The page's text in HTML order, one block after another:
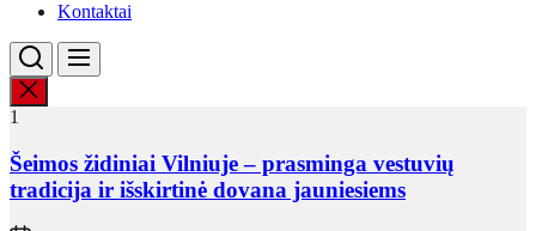
Kontaktai
1
Šeimos židiniai Vilniuje – prasminga vestuvių
tradicija ir išskirtinė dovana jauniesiems